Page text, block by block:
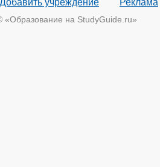
на StudyGuide.ru»